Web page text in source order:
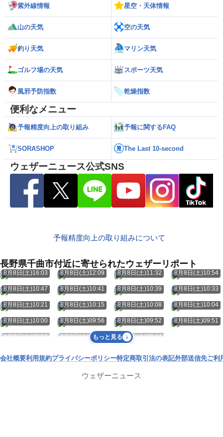
紫外線情報 星空・天体情報
山の天気 空の天気
釣り天気 マリン天気
ゴルフ場の天気 スポーツ天気
風邪予防指数 乾燥指数
便利なメニュー
予報精度向上の取り組み 予報に関するFAQ
SORASHOP The Last 10-second
ウェザーニュース公式SNS
予報精度向上の取り組みについて
長野県千曲市付近に寄せられたウェザーリポート
8月8日(土)16:03 8月8日(土)12:09 8月8日(土)11:32 8月8日(土)10:54
8月8日(土)10:47 8月8日(土)10:41 8月8日(土)10:39 8月8日(土)10:33
8月8日(土)10:21 8月8日(土)10:15 8月8日(土)10:08 8月8日(土)10:04
8月8日(土)10:00 8月8日(土)09:56 8月8日(土)09:52 8月8日(土)09:51
8月8日(土)09:50 8月8日(土)09:47 8月8日(土)09:44
もっと見る
会社概要利用規約プライバシーポリシー特定商取引法の表記外部送信先ご利
ウェザーニュース